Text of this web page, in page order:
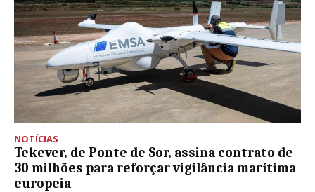
NOTÍCIAS
Tekever, de Ponte de Sor, assina contrato de
30 milhões para reforçar vigilância marítima
europeia